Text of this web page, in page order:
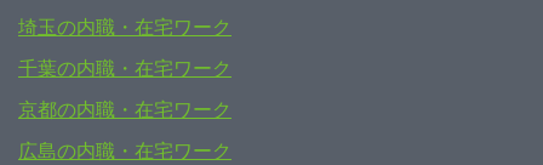
埼玉の内職・在宅ワーク
千葉の内職・在宅ワーク
京都の内職・在宅ワーク
広島の内職・在宅ワーク